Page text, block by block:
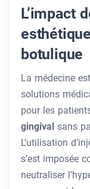
L’impact
botulique
La médecine
solutions
pour les
gingival sans
L’utilisation
s’est imposée
neutraliser